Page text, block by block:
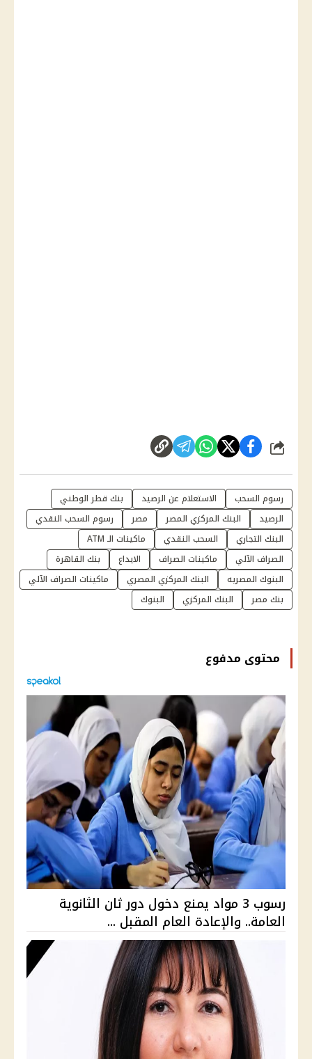
شارك
رسوم السحب الاستعلام عن الرصيد
بنك قطر الوطني
الرصيد
البنك المركزي المصر مصر
رسوم السحب النقدي
البنك التجاري
السحب النقدي
ماكينات الـ ATM
الصراف الآلي
ماكينات الصراف الايداع
بنك القاهرة
البنوك المصريه
البنك المركزي المصري
ماكينات الصراف الآلي
بنك مصر
البنك المركزي البنوك
محتوى مدفوع
رسوب 3 مواد يمنع دخول دور ثان الثانوية
العامة.. والإعادة العام المقبل ...